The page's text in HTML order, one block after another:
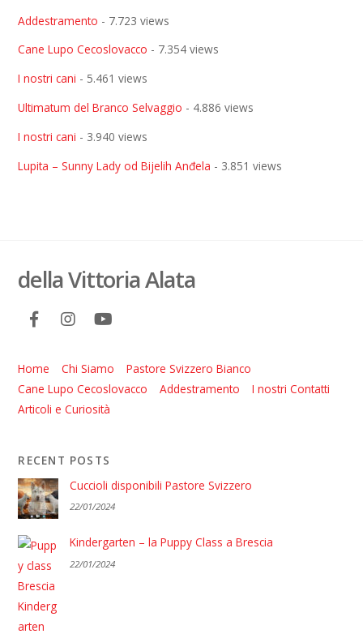
Addestramento - 7.723 views
Cane Lupo Cecoslovacco - 7.354 views
I nostri cani - 5.461 views
Ultimatum del Branco Selvaggio - 4.886 views
I nostri cani - 3.940 views
Lupita – Sunny Lady od Bijelih Anđela - 3.851 views
della Vittoria Alata
Home Chi Siamo
Pastore Svizzero Bianco
Cane Lupo Cecoslovacco
Addestramento
I nostri Contatti
Articoli e Curiosità
RECENT POSTS
Cuccioli disponibili Pastore Svizzero
22/01/2024
Kindergarten – la Puppy Class a Brescia
22/01/2024